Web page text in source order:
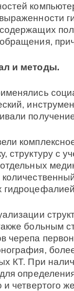
и методы.
структуру с
больным
черепа
КТ. При
и четвертого